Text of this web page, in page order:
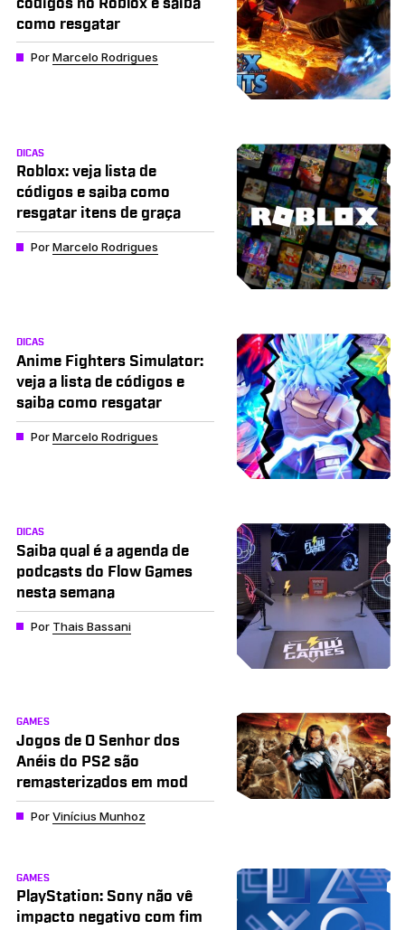
códigos no Roblox e saiba
como resgatar
PorMarcelo Rodrigues
DICAS
Roblox: veja lista de
códigos e saiba como
resgatar itens de graça
PorMarcelo Rodrigues
DICAS
Anime Fighters Simulator:
veja a lista de códigos e
saiba como resgatar
PorMarcelo Rodrigues
DICAS
Saiba qual é a agenda de
podcasts do Flow Games
nesta semana
Por Thais Bassani
GAMES
Jogos de O Senhor dos
Anéis do PS2 são
remasterizados em mod
PorVinícius Munhoz
GAMES
PlayStation: Sony não vê
impacto negativo com fim